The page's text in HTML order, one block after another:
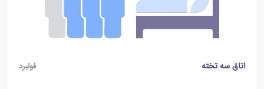
اتاق سه تخته فولبرد